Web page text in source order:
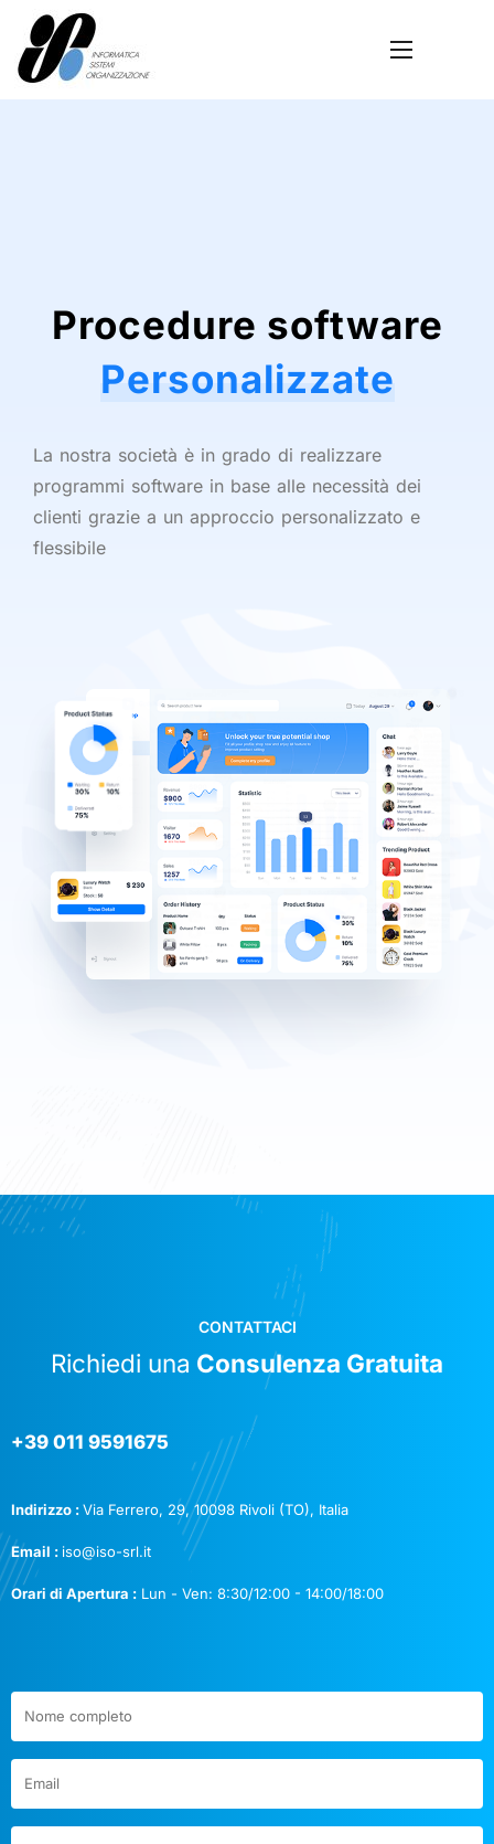
Procedure software
Personalizzate
La nostra società è in grado di realizzare
programmi software in base alle necessità dei
clienti grazie a un approccio personalizzato e
flessibile
CONTATTACI
Richiedi una Consulenza Gratuita
+39 011 9591675
Indirizzo :Via Ferrero, 29, 10098 Rivoli (TO), Italia
Email : iso@iso-srl.it
Orari di Apertura : Lun - Ven: 8:30/12:00 - 14:00/18:00